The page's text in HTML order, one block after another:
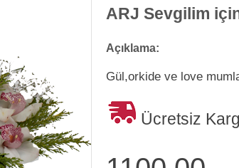
ARJ Sevgilim
Açıklama:
Gül,orkide ve love
Ücretsiz